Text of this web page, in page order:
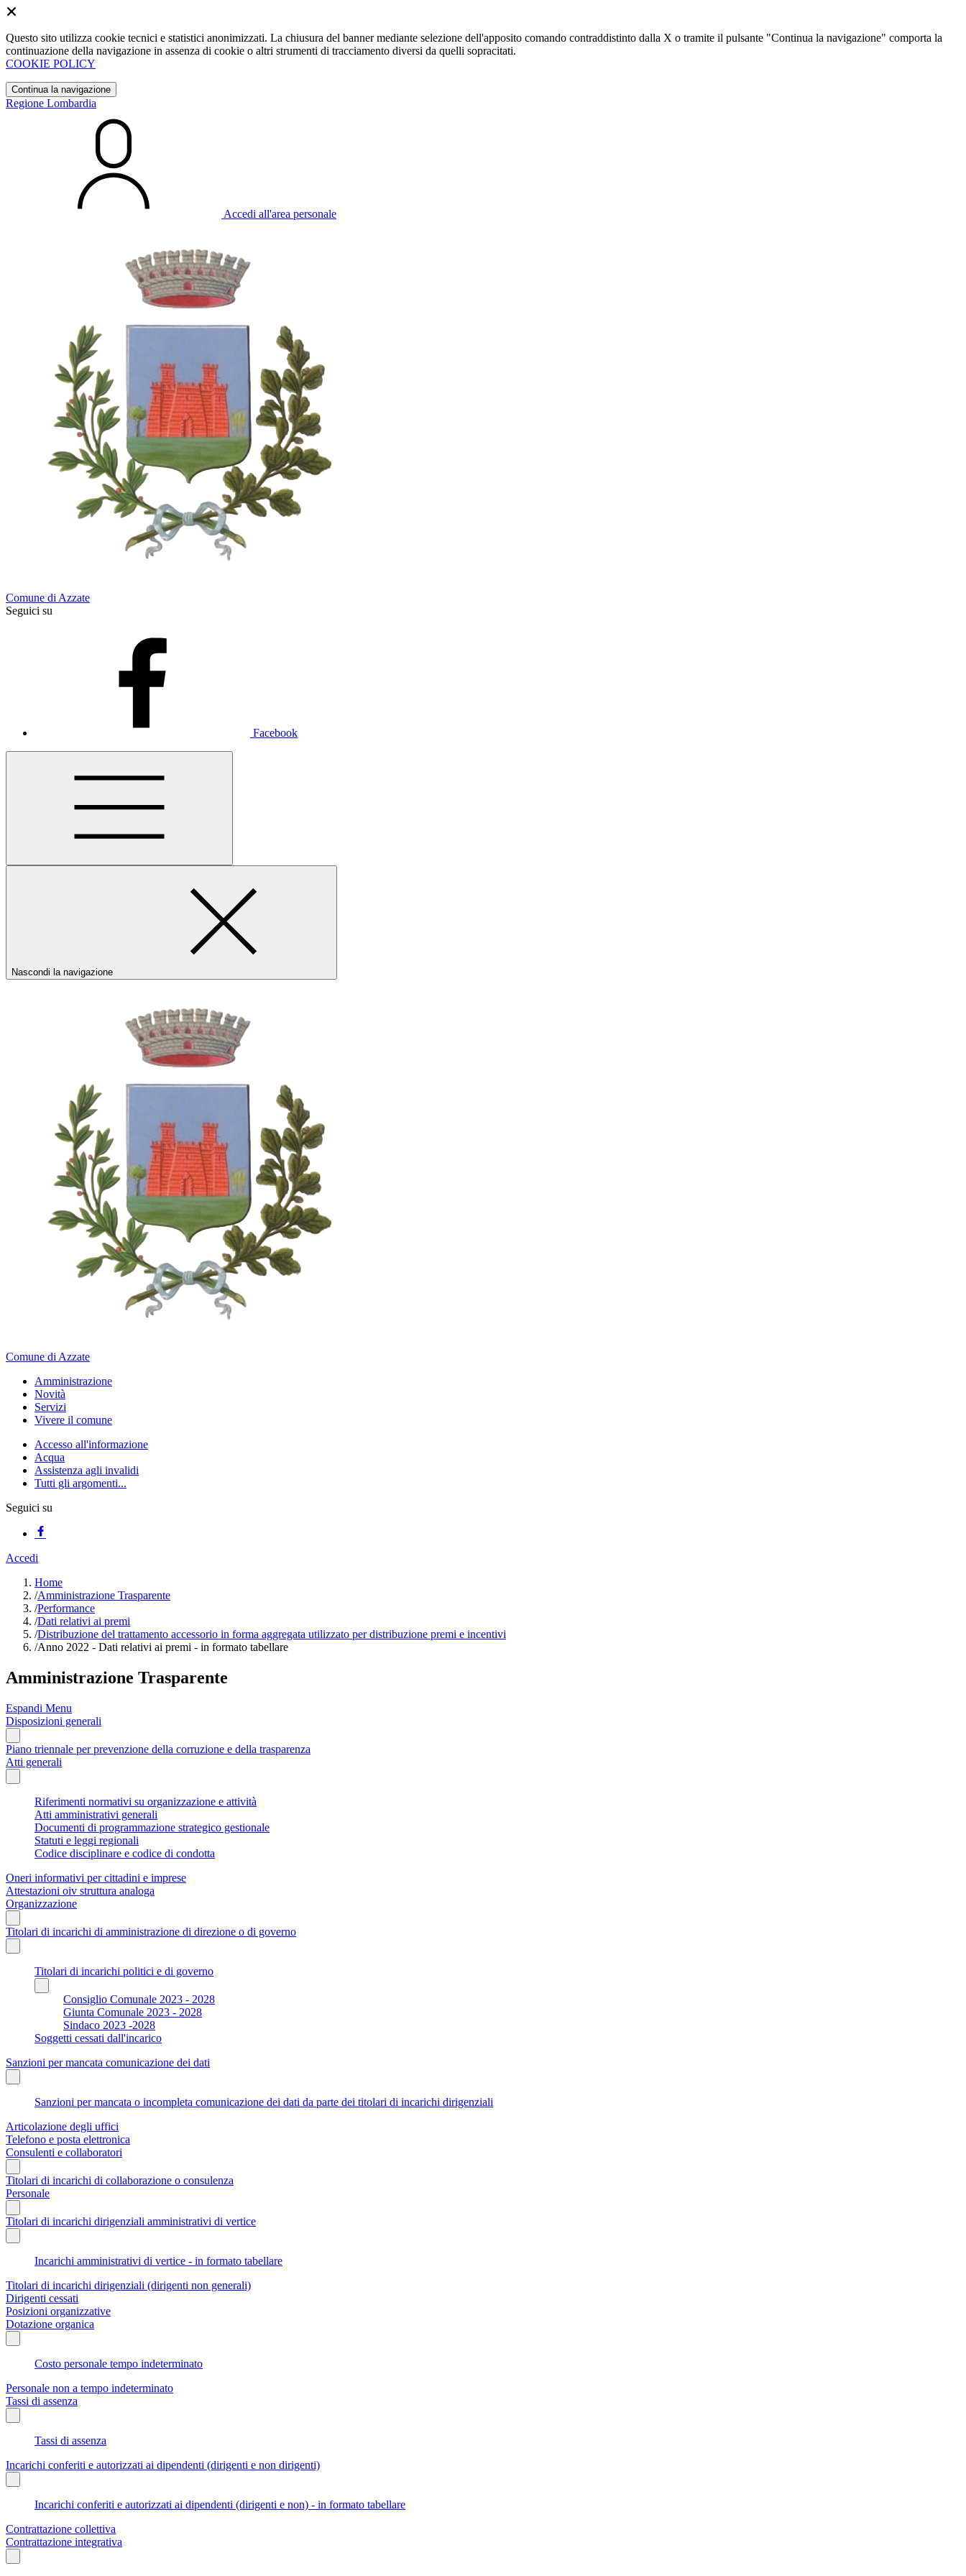
Questo sito utilizza cookie tecnici e statistici anonimizzati. La chiusura del banner mediante selezione dell'apposito comando contraddistinto dalla X o tramite il pulsante "Continua la navigazione" comporta la
continuazione della navigazione in assenza di cookie o altri strumenti di tracciamento diversi da quelli sopracitati.
COOKIE POLICY
Continua la navigazione
Regione Lombardia
Accedi all'area personale
Comune di Azzate
Seguici su
Facebook
Nascondi la navigazione
Comune di Azzate
Amministrazione
Novità
Servizi
Vivere il comune
Accesso all'informazione
Acqua
Assistenza agli invalidi
Tutti gli argomenti...
Seguici su
Accedi
Home
/Amministrazione Trasparente
/Performance
/Dati relativi ai premi
/Distribuzione del trattamento accessorio in forma aggregata utilizzato per distribuzione premi e incentivi
/Anno 2022 - Dati relativi ai premi - in formato tabellare
Amministrazione Trasparente
Espandi Menu
Disposizioni generali
Piano triennale per prevenzione della corruzione e della trasparenza
Atti generali
Riferimenti normativi su organizzazione e attività
Atti amministrativi generali
Documenti di programmazione strategico gestionale
Statuti e leggi regionali
Codice disciplinare e codice di condotta
Oneri informativi per cittadini e imprese
Attestazioni oiv struttura analoga
Organizzazione
Titolari di incarichi di amministrazione di direzione o di governo
Titolari di incarichi politici e di governo
Consiglio Comunale 2023 - 2028
Giunta Comunale 2023 - 2028
Sindaco 2023 -2028
Soggetti cessati dall'incarico
Sanzioni per mancata comunicazione dei dati
Sanzioni per mancata o incompleta comunicazione dei dati da parte dei titolari di incarichi dirigenziali
Articolazione degli uffici
Telefono e posta elettronica
Consulenti e collaboratori
Titolari di incarichi di collaborazione o consulenza
Personale
Titolari di incarichi dirigenziali amministrativi di vertice
Incarichi amministrativi di vertice - in formato tabellare
Titolari di incarichi dirigenziali (dirigenti non generali)
Dirigenti cessati
Posizioni organizzative
Dotazione organica
Costo personale tempo indeterminato
Personale non a tempo indeterminato
Tassi di assenza
Tassi di assenza
Incarichi conferiti e autorizzati ai dipendenti (dirigenti e non dirigenti)
Incarichi conferiti e autorizzati ai dipendenti (dirigenti e non) - in formato tabellare
Contrattazione collettiva
Contrattazione integrativa